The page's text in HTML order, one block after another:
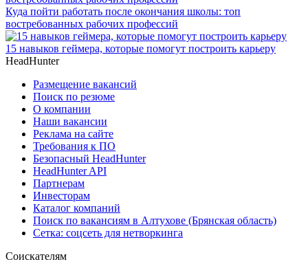
Куда пойти работать после окончания школы: топ
востребованных рабочих профессий
15 навыков геймера, которые помогут построить карьеру
HeadHunter
Размещение вакансий
Поиск по резюме
О компании
Наши вакансии
Реклама на сайте
Требования к ПО
Безопасный HeadHunter
HeadHunter API
Партнерам
Инвесторам
Каталог компаний
Поиск по вакансиям в Алтухове (Брянская область)
Сетка: соцсеть для нетворкинга
Соискателям